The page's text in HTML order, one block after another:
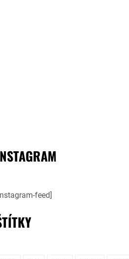
feed]